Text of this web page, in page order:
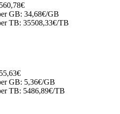
560,78€
GB: 34,68€/GB
TB: 35508,33€/TB
55,63€
GB: 5,36€/GB
TB: 5486,89€/TB